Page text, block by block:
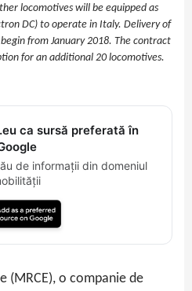
locomotives will be equipped as
DC) to operate in Italy. Delivery of
from January 2018. The contract
for an additional 20 locomotives.
ca sursă preferată în
de informații din domeniul
(MRCE), o companie de